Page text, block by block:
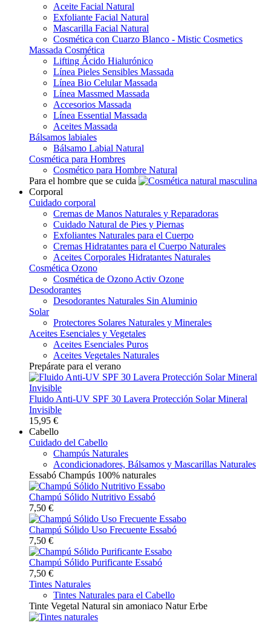
Aceite Facial Natural
Exfoliante Facial Natural
Mascarilla Facial Natural
Cosmética con Cuarzo Blanco - Mistic Cosmetics
Massada Cosmética
Lifting Ácido Hialurónico
Línea Pieles Sensibles Massada
Línea Bio Celular Massada
Línea Massmed Massada
Accesorios Massada
Línea Essential Massada
Aceites Massada
Bálsamos labiales
Bálsamo Labial Natural
Cosmética para Hombres
Cosmético para Hombre Natural
Para el hombre que se cuida
Corporal
Cuidado corporal
Cremas de Manos Naturales y Reparadoras
Cuidado Natural de Pies y Piernas
Exfoliantes Naturales para el Cuerpo
Cremas Hidratantes para el Cuerpo Naturales
Aceites Corporales Hidratantes Naturales
Cosmética Ozono
Cosmética de Ozono Activ Ozone
Desodorantes
Desodorantes Naturales Sin Aluminio
Solar
Protectores Solares Naturales y Minerales
Aceites Esenciales y Vegetales
Aceites Esenciales Puros
Aceites Vegetales Naturales
Prepárate para el verano
Fluido Anti-UV SPF 30 Lavera Protección Solar Mineral
Invisible
15,95 €
Cabello
Cuidado del Cabello
Champús Naturales
Acondicionadores, Bálsamos y Mascarillas Naturales
Essabó Champús 100% naturales
Champú Sólido Nutritivo Essabó
7,50 €
Champú Sólido Uso Frecuente Essabó
7,50 €
Champú Sólido Purificante Essabó
7,50 €
Tintes Naturales
Tintes Naturales para el Cabello
Tinte Vegetal Natural sin amoniaco Natur Erbe